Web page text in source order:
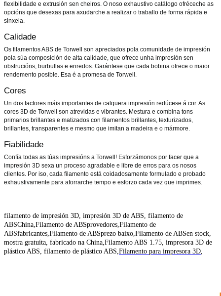
flexibilidade e extrusión sen cheiros. O noso exhaustivo catálogo ofréceche as
opcións que desexas para axudarche a realizar o traballo de forma rápida e
sinxela.
Calidade
Os filamentos ABS de Torwell son apreciados pola comunidade de impresión
pola súa composición de alta calidade, que ofrece unha impresión sen
obstrucións, burbullas e enredos. Garántese que cada bobina ofrece o maior
rendemento posible. Esa é a promesa de Torwell.
Cores
Un dos factores máis importantes de calquera impresión redúcese á cor. As
cores 3D de Torwell son atrevidas e vibrantes. Mestura e combina tons
primarios brillantes e matizados con filamentos brillantes, texturizados,
brillantes, transparentes e mesmo que imitan a madeira e o mármore.
Fiabilidade
Confía todas as túas impresións a Torwell! Esforzámonos por facer que a
impresión 3D sexa un proceso agradable e libre de erros para os nosos
clientes. Por iso, cada filamento está coidadosamente formulado e probado
exhaustivamente para aforrarche tempo e esforzo cada vez que imprimes.
filamento de impresión 3D, impresión 3D de ABS, filamento de
ABSChina,Filamento de ABSprovedores,Filamento de
ABSfabricantes,Filamento de ABSprezo baixo,Filamento de ABSen stock,
mostra gratuíta, fabricado na China,Filamento ABS 1.75, impresora 3D de
plástico ABS, filamento de plástico ABS,Filamento para impresora 3D,